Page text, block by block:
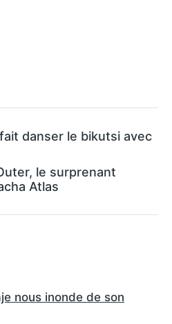
danser le bikutsi avec
le surprenant
Atlas
nous inonde de son